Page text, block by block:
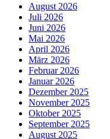
August 2026
Juli 2026
Juni 2026
Mai 2026
April 2026
März 2026
Februar 2026
Januar 2026
Dezember 2025
November 2025
Oktober 2025
September 2025
August 2025